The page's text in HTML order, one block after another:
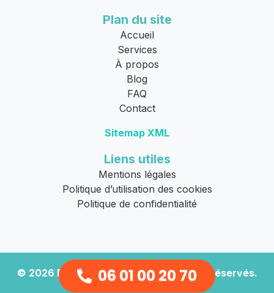
Plan du site
Accueil
Services
À propos
Blog
FAQ
Contact
Sitemap XML
Liens utiles
Mentions légales
Politique d’utilisation des cookies
Politique de confidentialité
© 2026 Remorquage Moto. Tous droits réservés.
06 01 00 20 70